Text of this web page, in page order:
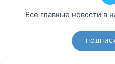
Все главные новости в